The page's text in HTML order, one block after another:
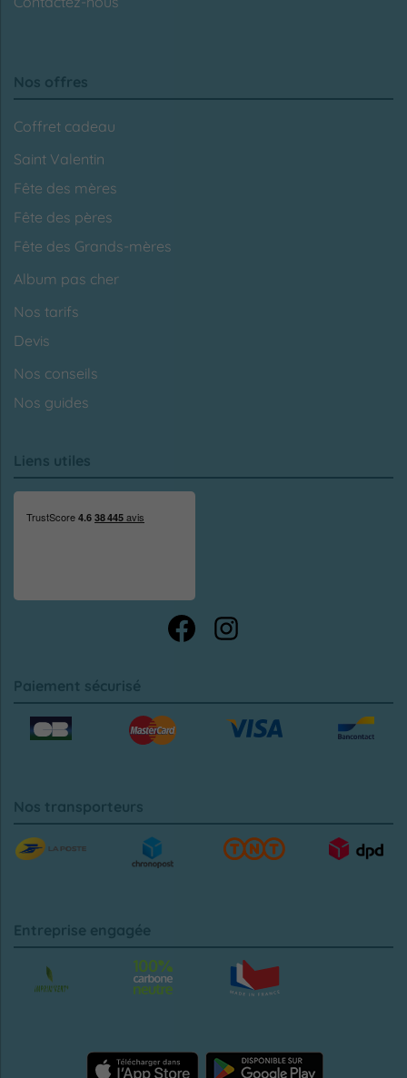
Nos offres
Coffret cadeau
Saint Valentin
Fête des mères
Fête des pères
Fête des Grands-mères
Album pas cher
Nos tarifs
Devis
Nos conseils
Nos guides
Liens utiles
Paiement sécurisé
Nos transporteurs
Entreprise engagée